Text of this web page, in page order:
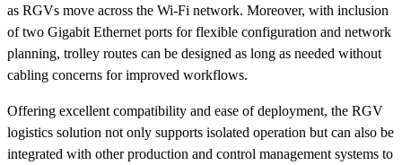
as RGVs move across the Wi-Fi network. Moreover, with inclusion
of two Gigabit Ethernet ports for flexible configuration and network
planning, trolley routes can be designed as long as needed without
cabling concerns for improved workflows.
Offering excellent compatibility and ease of deployment, the RGV
logistics solution not only supports isolated operation but can also be
integrated with other production and control management systems to